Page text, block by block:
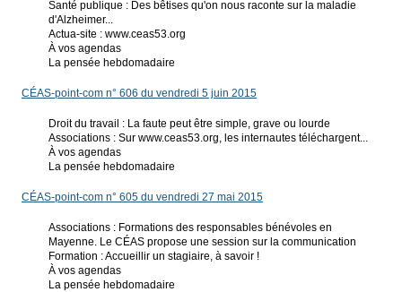
Santé publique : Des bêtises qu'on nous raconte sur la maladie
d'Alzheimer...
Actua-site : www.ceas53.org
À vos agendas
La pensée hebdomadaire
CÉAS-point-com n° 606 du vendredi 5 juin 2015
Droit du travail : La faute peut être simple, grave ou lourde
Associations : Sur www.ceas53.org, les internautes téléchargent...
À vos agendas
La pensée hebdomadaire
CÉAS-point-com n° 605 du vendredi 27 mai 2015
Associations : Formations des responsables bénévoles en
Mayenne. Le CÉAS propose une session sur la communication
Formation : Accueillir un stagiaire, à savoir !
À vos agendas
La pensée hebdomadaire